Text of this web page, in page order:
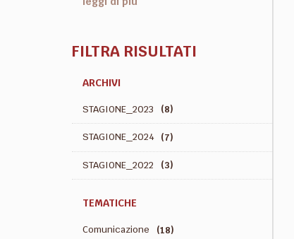
FILTRA RISULTATI
ARCHIVI
STAGIONE_2023 (8)
STAGIONE_2024 (7)
STAGIONE_2022 (3)
TEMATICHE
Comunicazione (18)